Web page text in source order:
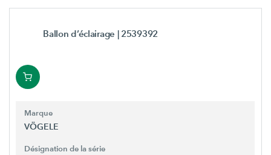
Ballon d’éclairage | 2539392
Marque
VÖGELE
Désignation de la série